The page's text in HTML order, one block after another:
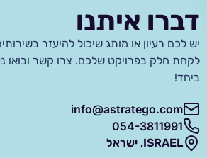
דברו איתנו
יש לכם רעיון או מותג שיכול להיעזר
לקחת חלק בפרויקט שלכם. צרו קשר ובואו
ביחד!
info@astratego.com
054-3811991
ISRAEL, ישראל